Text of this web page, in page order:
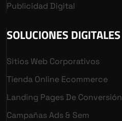
Publicidad Digital
SOLUCIONES DIGITALES
Sitios Web Corporativos
Tienda Online Ecommerce
Landing Pages De Conversión
Campañas Ads & Sem